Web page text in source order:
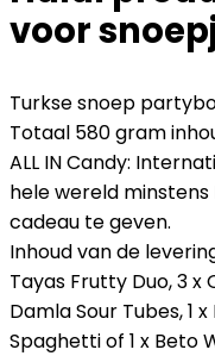
voor
Turkse snoep
Totaal 580 gram
ALL IN Candy:
hele wereld
cadeau te geven.
Inhoud van de
Tayas Frutty Duo, 3 x
Damla Sour Tubes, 1
Spaghetti of 1 x Beto